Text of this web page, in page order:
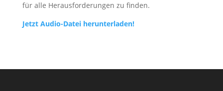
für alle Herausforderungen zu finden.
Jetzt Audio-Datei herunterladen!